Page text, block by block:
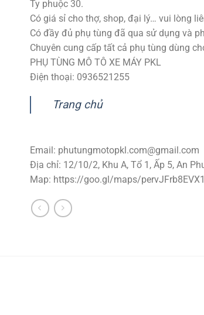
Ty phuộc 30.
Có giá sỉ cho thợ, shop, đại lý… vui lòng
Có đầy đủ phụ tùng đã qua sử dụng và
Chuyên cung cấp tất cả phụ tùng dùng
PHỤ TÙNG MÔ TÔ XE MÁY PKL
Điện thoại: 0936521255
Trang chủ
Email: phutungmotopkl.com@gmail.com
Địa chỉ: 12/10/2, Khu A, Tổ 1, Ấp 5, An
Map: https://goo.gl/maps/